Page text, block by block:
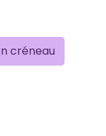
créneau